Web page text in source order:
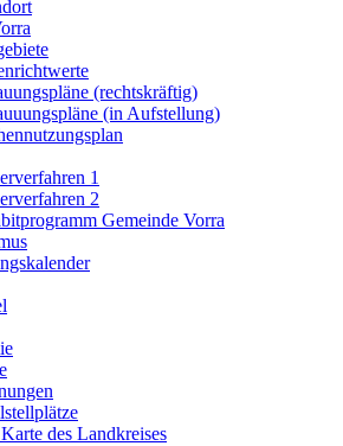
(rechtskräftig)
(in Aufstellung)
1
2
Gemeinde Vorra
des Landkreises